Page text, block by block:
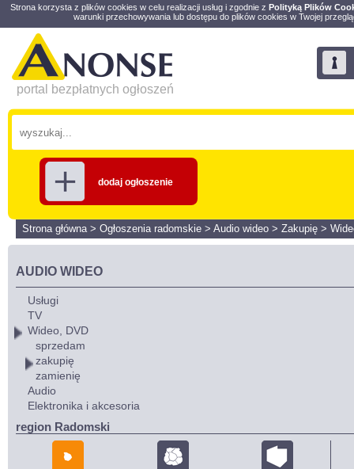
Strona korzysta z plików cookies w celu realizacji usług i zgodnie z Polityką Plików
warunki przechowywania lub dostępu do plików cookies w Twojej
portal bezpłatnych ogłoszeń
dodaj ogłoszenie
Strona główna> Ogłoszenia radomskie > Audio wideo > Zakupię >
AUDIO WIDEO
Usługi
TV
Wideo, DVD
sprzedam
zakupię
zamienię
Audio
Elektronika i akcesoria
region Radomski